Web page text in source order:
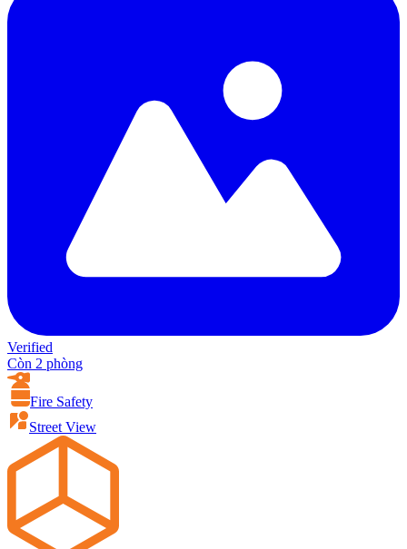
Verified
Còn 2 phòng
Fire Safety
Street View